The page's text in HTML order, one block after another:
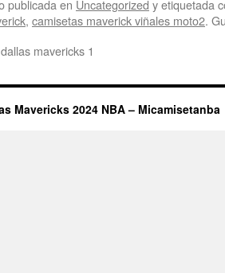
publicada en Uncategorized y etiquetada
, camisetas maverick viñales moto2.
mavericks 1
Mavericks 2024 NBA – Micamisetanba